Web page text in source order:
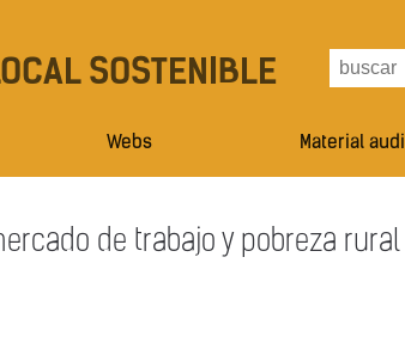
SOSTENIBLE
Webs Material
de trabajo y pobreza